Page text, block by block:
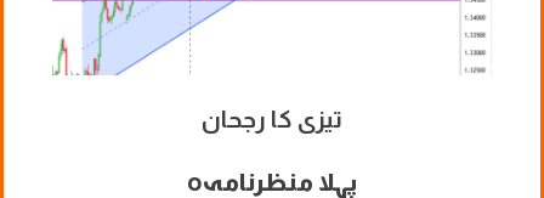
تیزی کا رجحان
پہلا منظرنامہo